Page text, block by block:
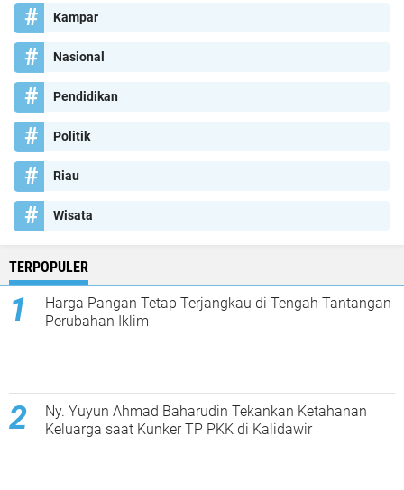
Kampar
Nasional
Pendidikan
Politik
Riau
Wisata
TERPOPULER
Harga Pangan Tetap Terjangkau di Tengah Tantangan
Perubahan Iklim
Ny. Yuyun Ahmad Baharudin Tekankan Ketahanan
Keluarga saat Kunker TP PKK di Kalidawir